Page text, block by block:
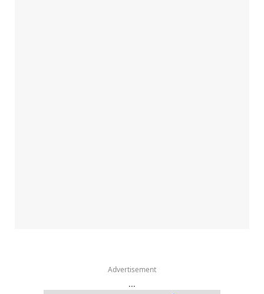
Advertisement
...